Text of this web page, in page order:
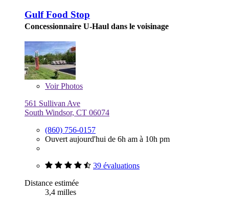
Gulf Food Stop
Concessionnaire U-Haul dans le voisinage
VoirPhotos
561 Sullivan Ave
South Windsor, CT 06074
(860) 756-0157
Ouvert aujourd'hui de 6h am à 10h pm
39 évaluations
Distance estimée
3,4 milles